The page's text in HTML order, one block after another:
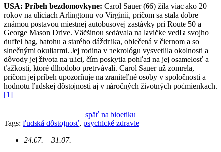
USA: Príbeh bezdomovkyne: Carol Sauer (66) žila viac ako 20
rokov na uliciach Arlingtonu vo Virginii, pričom sa stala dobre
známou postavou miestnej autobusovej zastávky pri Route 50 a
George Mason Drive. Väčšinou sedávala na lavičke vedľa svojho
duffel bag, batohu a starého dáždnika, oblečená v čiernom a so
slnečnými okuliarmi. Jej rodina v nekrológu vysvetlila okolnosti a
dôvody jej života na ulici, čím poskytla pohľad na jej osamelosť a
ťažkosti, ktoré dlhodobo pretrvávali. Carol Sauer už zomrela,
pričom jej príbeh upozorňuje na zraniteľné osoby v spoločnosti a
hodnotu ľudskej dôstojnosti aj v náročných životných podmienkach.
[1]
späť na bioetiku
Tags: ľudská dôstojnosť, psychické zdravie
24.07. – 31.07.